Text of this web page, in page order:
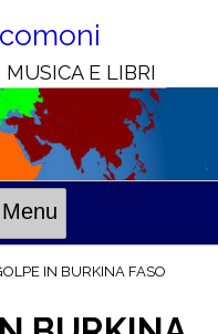
E LIBRI
H
C
io
i
IN BURKINA FASO